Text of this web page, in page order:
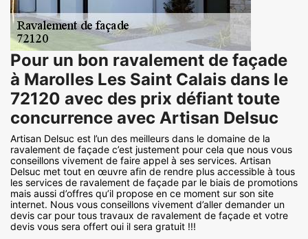
Pour un bon ravalement de façade
à Marolles Les Saint Calais dans le
72120 avec des prix défiant toute
concurrence avec Artisan Delsuc
Artisan Delsuc est l’un des meilleurs dans le domaine de la
ravalement de façade c’est justement pour cela que nous vous
conseillons vivement de faire appel à ses services. Artisan
Delsuc met tout en œuvre afin de rendre plus accessible à tous
les services de ravalement de façade par le biais de promotions
mais aussi d’offres qu’il propose en ce moment sur son site
internet. Nous vous conseillons vivement d’aller demander un
devis car pour tous travaux de ravalement de façade et votre
devis vous sera offert oui il sera gratuit !!!